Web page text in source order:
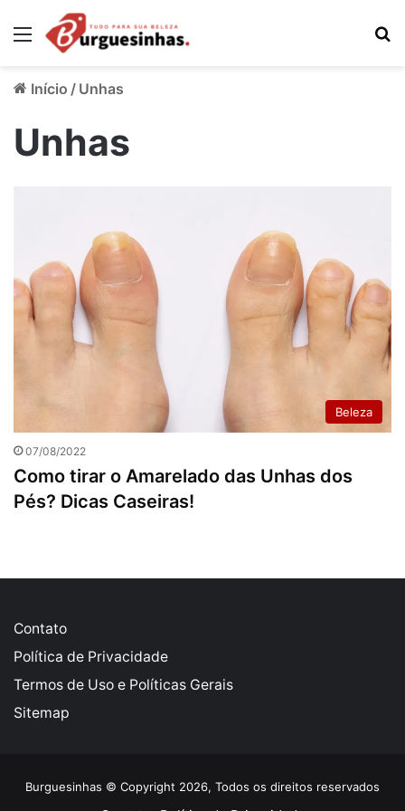
Menu
Início / Unhas
Unhas
Beleza
07/08/2022
Como tirar o Amarelado das Unhas dos
Pés? Dicas Caseiras!
Contato
Política de Privacidade
Termos de Uso e Políticas Gerais
Sitemap
Burguesinhas © Copyright 2026, Todos os direitos reservados